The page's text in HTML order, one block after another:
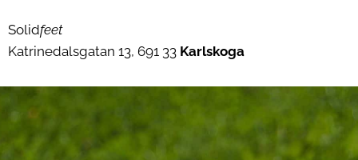
Solidfeet
Katrinedalsgatan 13, 691 33 Karlskoga